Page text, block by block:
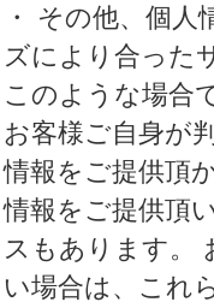
・ その他、個
ズにより合った
このような場合
お客様ご自身が
情報をご提供頂
情報をご提供頂
スもあります。
い場合は、これ